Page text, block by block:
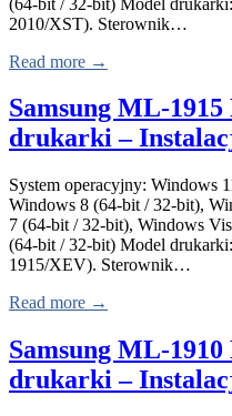
2010/XST). Sterownik…
Read more →
Samsung ML-
drukarki –
System operacyjny: Windows
Windows 8 (64-bit / 32-bit),
7 (64-bit / 32-bit), Windows
(64-bit / 32-bit) Model
1915/XEV). Sterownik…
Read more →
Samsung ML-
drukarki –